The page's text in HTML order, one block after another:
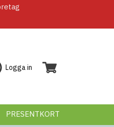
Logga in
PRESENTKORT